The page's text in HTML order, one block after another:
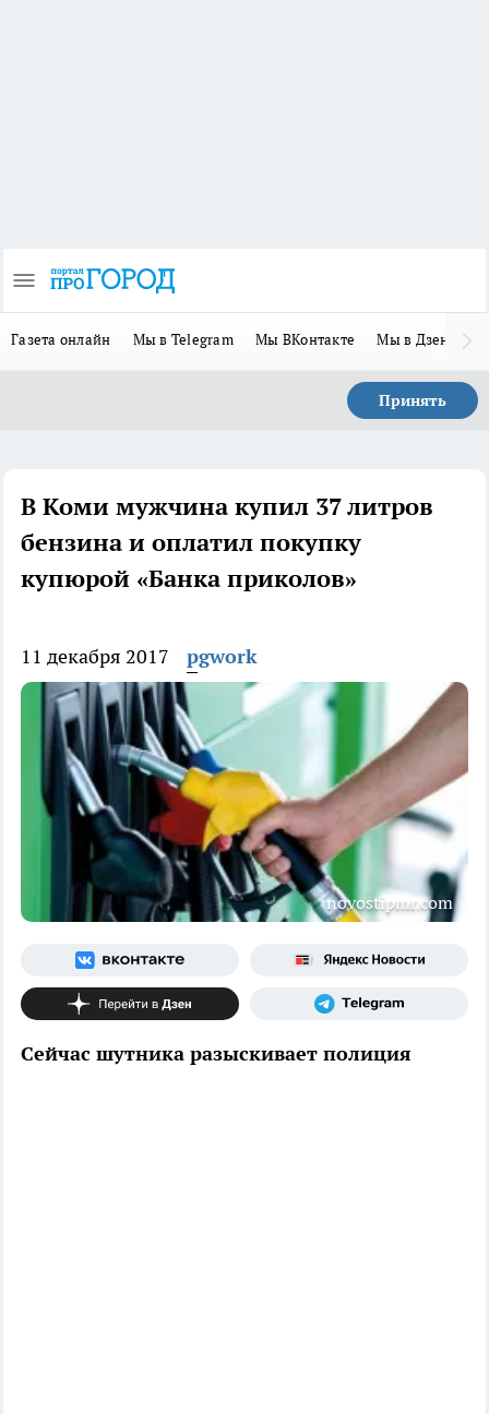
Газета онлайн Мы в Telegram Мы ВКонтакте Мы в Дзене
Принять
В Коми мужчина купил 37 литров
бензина и оплатил покупку
купюрой «Банка приколов»
11 декабря 2017 pgwork
novostipmr.com
Сейчас шутника разыскивает полиция